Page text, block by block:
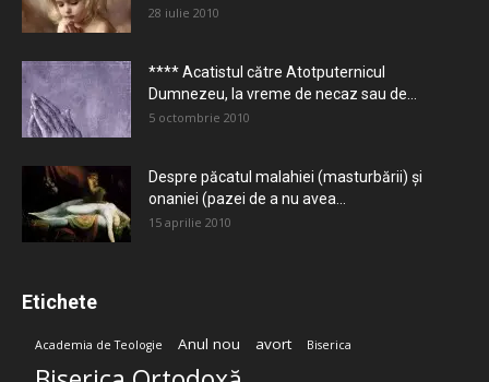
28 iulie 2010
**** Acatistul către Atotputernicul
Dumnezeu, la vreme de necaz sau de...
5 octombrie 2010
Despre păcatul malahiei (masturbării) şi
onaniei (pazei de a nu avea...
15 aprilie 2010
Etichete
Academia de Teologie Anul nou avort Biserica